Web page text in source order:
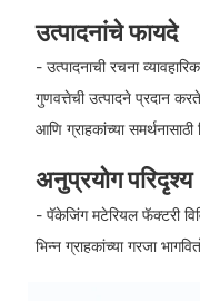
उत्पादनांचे फायदे
- उत्पादनाची रचना
गुणवत्तेची उत्पादने प्रदान
आणि ग्राहकांच्या
अनुप्रयोग परिदृश्य
- पॅकेजिंग मटेरियल फॅक्टरी
भिन्न ग्राहकांच्या गरजा